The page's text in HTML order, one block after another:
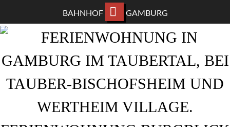
ZUM
HAUPTINHALT
WECHSELN
BAHNHOF GAMBURG